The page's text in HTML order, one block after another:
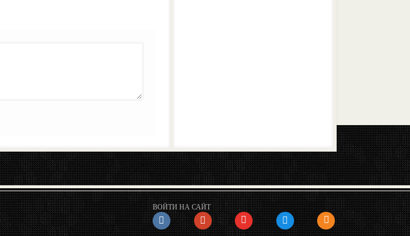
ВОЙТИ НА САЙТ